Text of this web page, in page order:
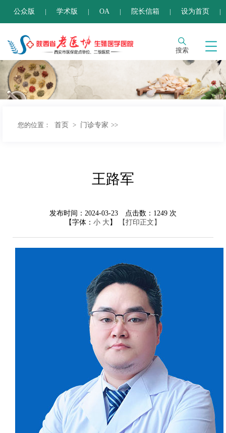
公众版 学术版 OA 院长信箱 设为首页
搜索
您的位置： 首页 > 门诊专家 >>
王路军
发布时间：2024-03-23 点击数： 1249 次
【字体： 小 大 】 【打印正文】